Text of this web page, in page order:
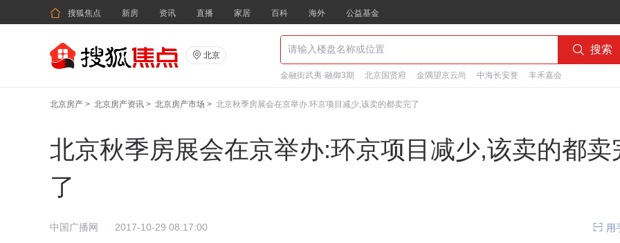
 搜狐焦点 新房 资讯 直播 家居 百科 海外 公益基金
 北京  搜索
金融街武夷·融御3期 北京国贤府 金隅望京云尚 中海长安誉 丰禾嘉会
北京房产 > 北京房产资讯 > 北京房产市场 > 北京秋季房展会在京举办:环京项目减少,该卖的都卖完了
北京秋季房展会在京举办:环京项目减少,该卖的都卖
了
中国广播网 2017-10-29 08:17:00  用